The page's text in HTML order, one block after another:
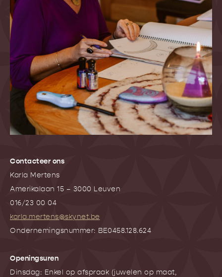
Contacteer ons
Karla Mertens
Amerikalaan 15 – 3000 Leuven
016/23 00 04
karla.mertens@skynet.be
Ondernemingsnummer: BE0458.128.624
Openingsuren
Dinsdag: Enkel op afspraak (juwelen op maat,